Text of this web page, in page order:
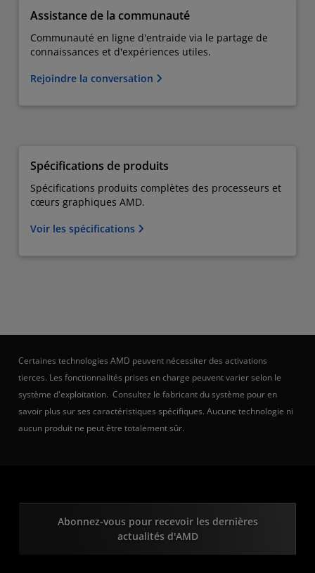
Assistance de la communauté
Communauté en ligne d'entraide via le partage de
connaissances et d'expériences utiles.
Rejoindre la conversation
Spécifications de produits
Spécifications produits complètes des processeurs et
cœurs graphiques AMD.
Voir les spécifications
Certaines technologies AMD peuvent nécessiter des activations
tierces. Les fonctionnalités prises en charge peuvent varier selon le
système d'exploitation. Consultez le fabricant du système pour en
savoir plus sur ses caractéristiques spécifiques. Aucune technologie ni
aucun produit ne peut être totalement sûr.
Abonnez-vous pour recevoir les dernières
actualités d'AMD